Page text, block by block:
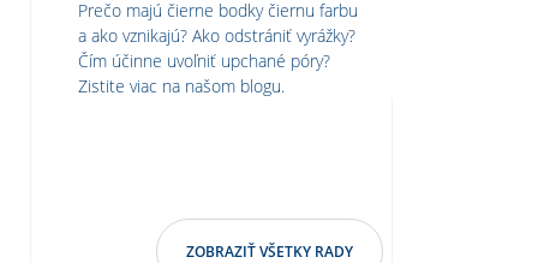
Prečo majú čierne bodky čiernu farbu
a ako vznikajú? Ako odstrániť vyrážky?
Čím účinne uvoľniť upchané póry?
Zistite viac na našom blogu.
ZOBRAZIŤ VŠETKY RADY